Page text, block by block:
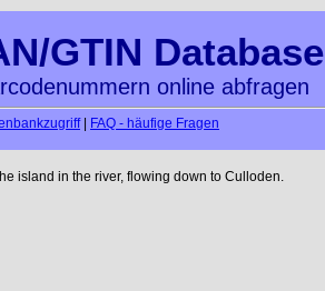
GTIN Database
online abfragen
| FAQ - häufige Fragen
island in the river, flowing down to Culloden.